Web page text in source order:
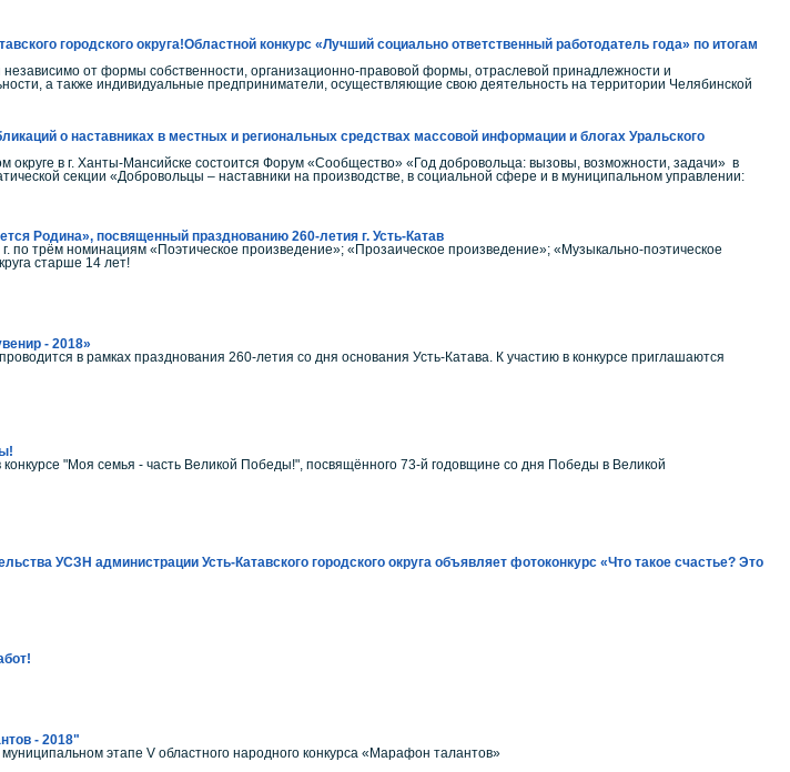
городского округа!Областной конкурс «Лучший социально ответственный работодатель года» по итогам
независимо от формы собственности, организационно-правовой формы, отраслевой принадлежности и
а также индивидуальные предприниматели, осуществляющие свою деятельность на территории Челябинской
о наставниках в местных и региональных средствах массовой информации и блогах Уральского
округе в г. Ханты-Мансийске состоится Форум «Сообщество» «Год добровольца: вызовы, возможности, задачи» в
секции «Добровольцы – наставники на производстве, в социальной сфере и в муниципальном управлении:
Родина», посвященный празднованию 260-летия г. Усть-Катав
по трём номинациям «Поэтическое произведение»; «Прозаическое произведение»; «Музыкально-поэтическое
старше 14 лет!
- 2018»
в рамках празднования 260-летия со дня основания Усть-Катава. К участию в конкурсе приглашаются
конкурсе "Моя семья - часть Великой Победы!", посвящённого 73-й годовщине со дня Победы в Великой
УСЗН администрации Усть-Катавского городского округа объявляет фотоконкурс «Что такое счастье? Это
- 2018"
этапе V областного народного конкурса «Марафон талантов»